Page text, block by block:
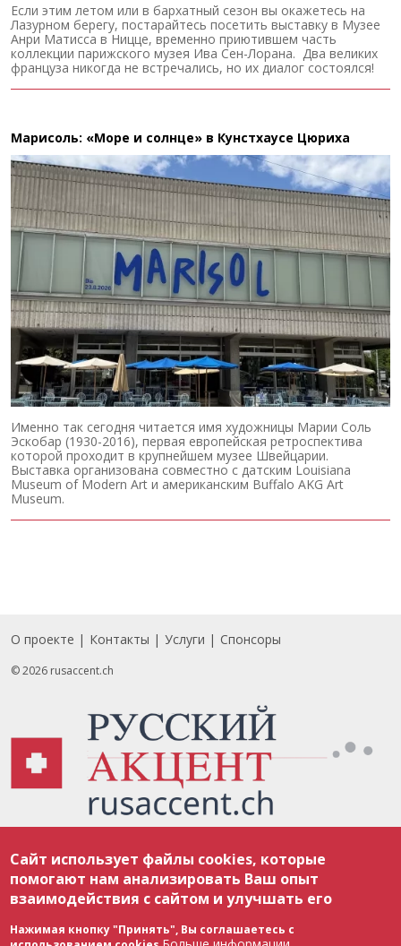
Если этим летом или в бархатный сезон вы окажетесь на
Лазурном берегу, постарайтесь посетить выставку в Музее
Анри Матисса в Ницце, временно приютившем часть
коллекции парижского музея Ива Сен-Лорана. Два великих
француза никогда не встречались, но их диалог состоялся!
Марисоль: «Море и солнце» в Кунстхаусе Цюриха
Именно так сегодня читается имя художницы Марии Соль
Эскобар (1930-2016), первая европейская ретроспектива
которой проходит в крупнейшем музее Швейцарии.
Выставка организована совместно с датским Louisiana
Museum of Modern Art и американским Buffalo AKG Art
Museum.
Footer
О проекте Контакты Услуги Спонсоры
© 2026 rusaccent.ch
соответствии с законодательством Швейцарии об авторском праве и
международными соглашениями. Полное или частичное использование
материалов возможно только с разрешения редакции. В случае полного
или частичного воспроизведения материалов сайта rusaccent.ch,
ОБЯЗАТЕЛЬНА АКТИВНАЯ ГИПЕРССЫЛКА на конкретный заимствованный
текст. Фотоизображения, размещенные редакцией rusaccent.ch, являются
ее исключительной собственностью. Полное или частичное
Сайт использует файлы cookies, которые
помогают нам анализировать Ваш опыт
взаимодействия с сайтом и улучшать его
Нажимая кнопку "Принять", Вы соглашаетесь с